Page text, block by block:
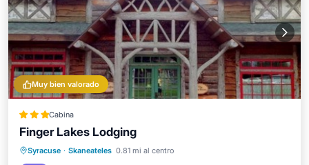
Muy bien valorado
Cabina
Finger Lakes Lodging
Syracuse · Skaneateles 0.81 mi al centro
Aparcamiento
Balcón/Terraza